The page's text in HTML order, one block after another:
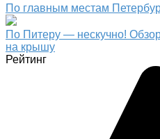
По главным местам
По Питеру — нескучно!
на крышу
Рейтинг